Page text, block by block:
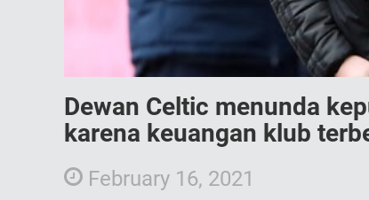
Dewan Celtic menunda
karena keuangan klub
February 16, 2021